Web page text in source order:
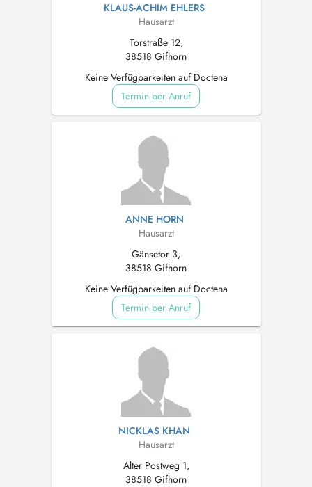
KLAUS-ACHIM EHLERS
Hausarzt
Torstraße 12,
38518 Gifhorn
Keine Verfügbarkeiten auf Doctena
Termin per Anruf
ANNE HORN
Hausarzt
Gänsetor 3,
38518 Gifhorn
Keine Verfügbarkeiten auf Doctena
Termin per Anruf
NICKLAS KHAN
Hausarzt
Alter Postweg 1,
38518 Gifhorn